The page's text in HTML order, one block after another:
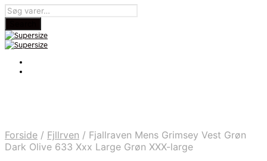
Forside / Fjllrven / Fjallraven Mens Grimsey Vest Grøn
Dark Olive 633 Xxx Large Grøn XXX-large